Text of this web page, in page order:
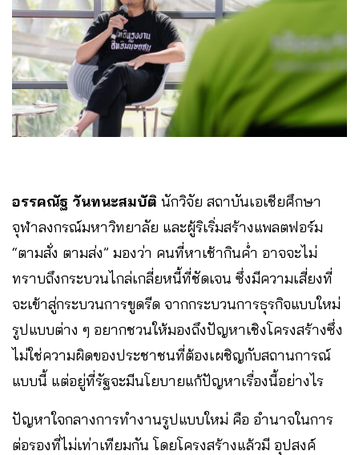
อรรคณัฐ วันทนะสมบัติ นักวิจัย สถาบันเอเชียศึกษา
จุฬาลงกรณ์มหาวิทยาลัย และผู้ริเริ่มสร้างแพลตฟอร์ม
“ตามสั่ง ตามส่ง” มองว่า คนที่หาเช้ากินค่ำ อาจจะไม่
ทราบถึงกระบวนไกล่เกลี่ยหนี้ที่ชัดเจน ซึ่งมีความเสี่ยงที่
จะเข้าสู่กระบวนการขูดรีด จากกระบวนการธุรกิจแบบใหม่
รูปแบบต่าง ๆ อยากชวนให้มองถึงปัญหาเชิงโครงสร้างซึ่ง
ไม่ใช่ความผิดของประชาชนที่ต้องเผชิญกับสถานการณ์
แบบนี้ แต่อยู่ที่รัฐจะมีนโยบายแก้ปัญหาเรื่องนี้อย่างไร
ปัญหาใจกลางการทำงานรูปแบบใหม่ คือ อำนาจในการ
ต่อรองที่ไม่เท่าเทียมกัน โดยโครงสร้างแล้วมี อุปสงค์